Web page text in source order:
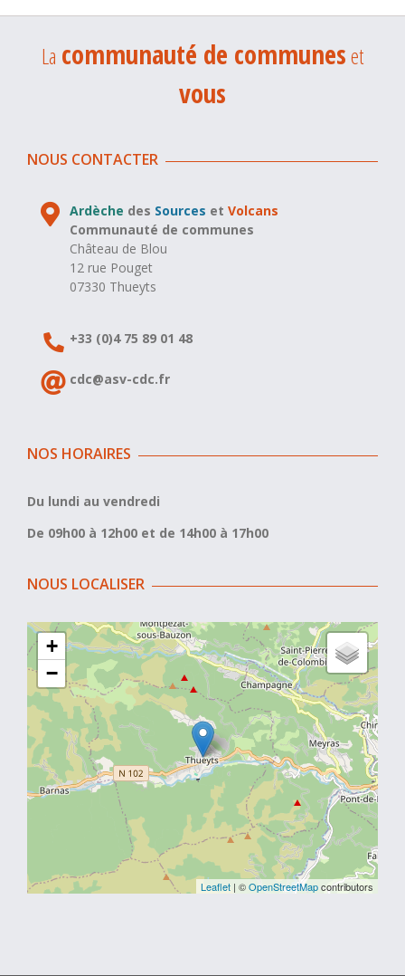
La communauté de communeset
vous
NOUS CONTACTER
Ardèche des Sources etVolcans
Communauté de communes
Château de Blou
12 rue Pouget
07330 Thueyts
+33 (0)4 75 89 01 48
cdc@asv-cdc.fr
NOS HORAIRES
Du lundi au vendredi
De 09h00 à 12h00 et de 14h00 à 17h00
NOUS LOCALISER
+
−
Leaflet | ©OpenStreetMapcontributors